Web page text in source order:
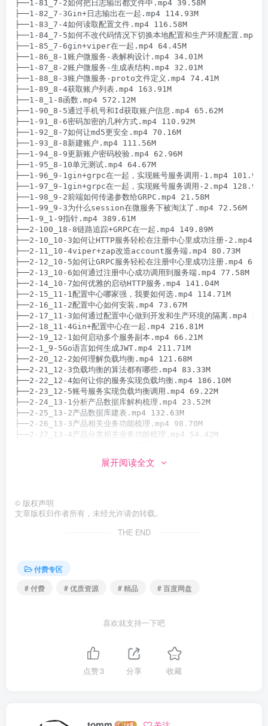
展开阅读全文
© 版权声明
文章版权归作者所有，未经允许请勿转载。
THE END
付费专区
# 付费
# 优质资源 # 精品 # 百度网盘
喜欢就支持一下吧
点赞3 分享 收藏